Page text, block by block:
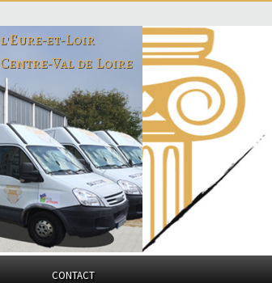
l'Eure-et-Loir
Centre-Val de Loire
CONTACT